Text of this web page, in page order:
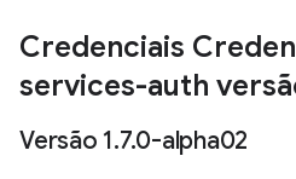
Credenciais
services-auth
Versão 1.7.0-alpha02